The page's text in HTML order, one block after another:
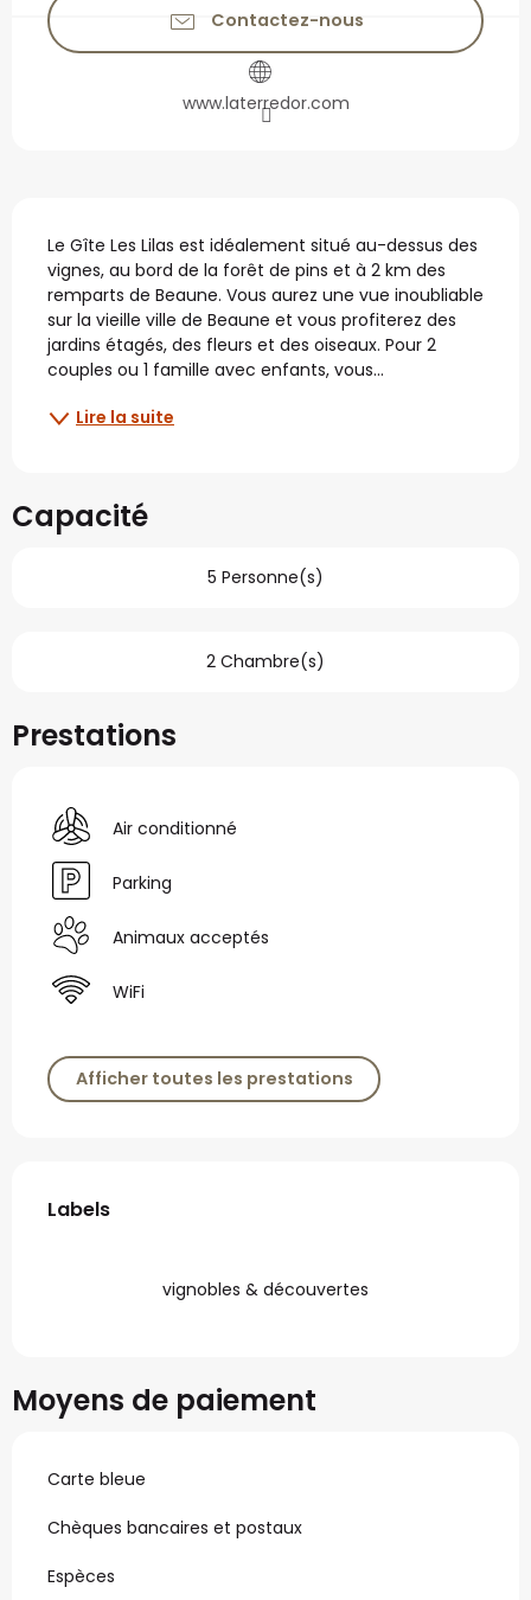
Contactez-nous
www.laterredor.com
Description
Le Gîte Les Lilas est idéalement situé au-dessus des
vignes, au bord de la forêt de pins et à 2 km des
remparts de Beaune. Vous aurez une vue inoubliable
sur la vieille ville de Beaune et vous profiterez des
jardins étagés, des fleurs et des oiseaux. Pour 2
couples ou 1 famille avec enfants, vous...
Lire la suite
Capacité
5 Personne(s)
2 Chambre(s)
Prestations
Air conditionné
Parking
Animaux acceptés
WiFi
Afficher toutes les prestations
Offres de prestations
Labels
Labels
vignobles & découvertes
Moyens de paiement
Carte bleue
Chèques bancaires et postaux
Espèces